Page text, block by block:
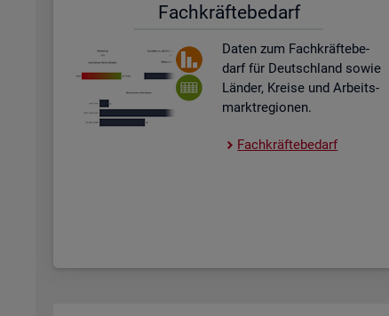
Fach­kräf­te­be­darf
Daten zum Fach­kräf­te­be­
darf für Deutsch­land sowie
Län­der, Krei­se und Ar­beits­
markt­re­gio­nen.
Fach­kräf­te­be­darf